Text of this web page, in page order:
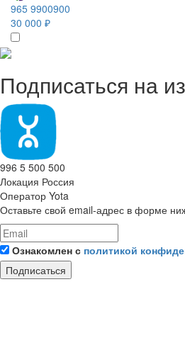
965 9900900
30 000 ₽
Подписаться на
996 5 500 500
Локация Россия
Оператор Yota
Оставьте свой email-адрес в форме
Ознакомлен с политикой
Подписаться